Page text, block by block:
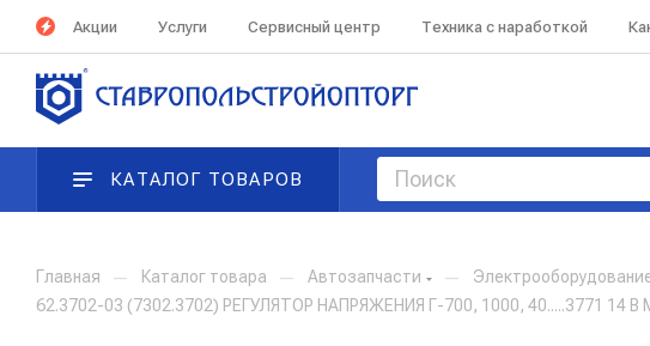
Акции Услуги Сервисный центр Техника с наработкой
КАТАЛОГ ТОВАРОВ
Главная — Каталог товара — Автозапчасти —
62.3702-03 (7302.3702) РЕГУЛЯТОР НАПРЯЖЕНИЯ Г-700, 1000, 40.....3771 14 В